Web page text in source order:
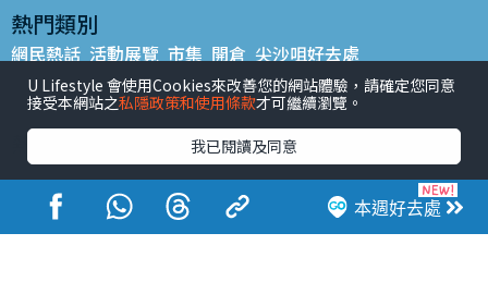
本週好去處
熱門類別
網民熱話 活動展覽 市集 開倉 尖沙咀好去處
銅鑼灣好去處 元朗好去處 荃灣好去處 旺角好去處 社會
餐廳情報 戶外郊遊
熱門標籤
#UGO搵好去處 #人氣活動推介 #美食社群熱話
#親子玩樂好去處
#ULifestyle應用程式
#限時搶
#UJetso禮物放送
#ULifestyle商戶中心 #著數 #網絡熱話
U Lifestyle 會使用Cookies來改善您的網站體驗，請確定您同意
接受本網站之私隱政策和使用條款才可繼續瀏覽。
我已閱讀及同意